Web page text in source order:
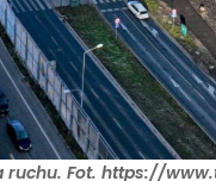
ruchu. Fot. https://